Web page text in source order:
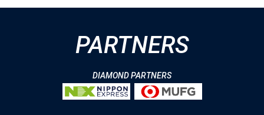
PARTNERS
DIAMOND PARTNERS